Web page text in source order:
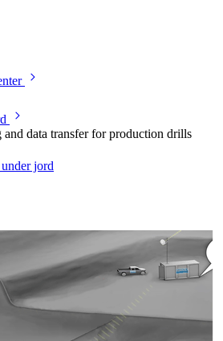
data transfer for production drills
jord